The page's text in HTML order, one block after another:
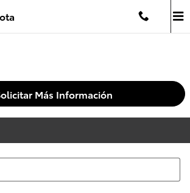
Más Información